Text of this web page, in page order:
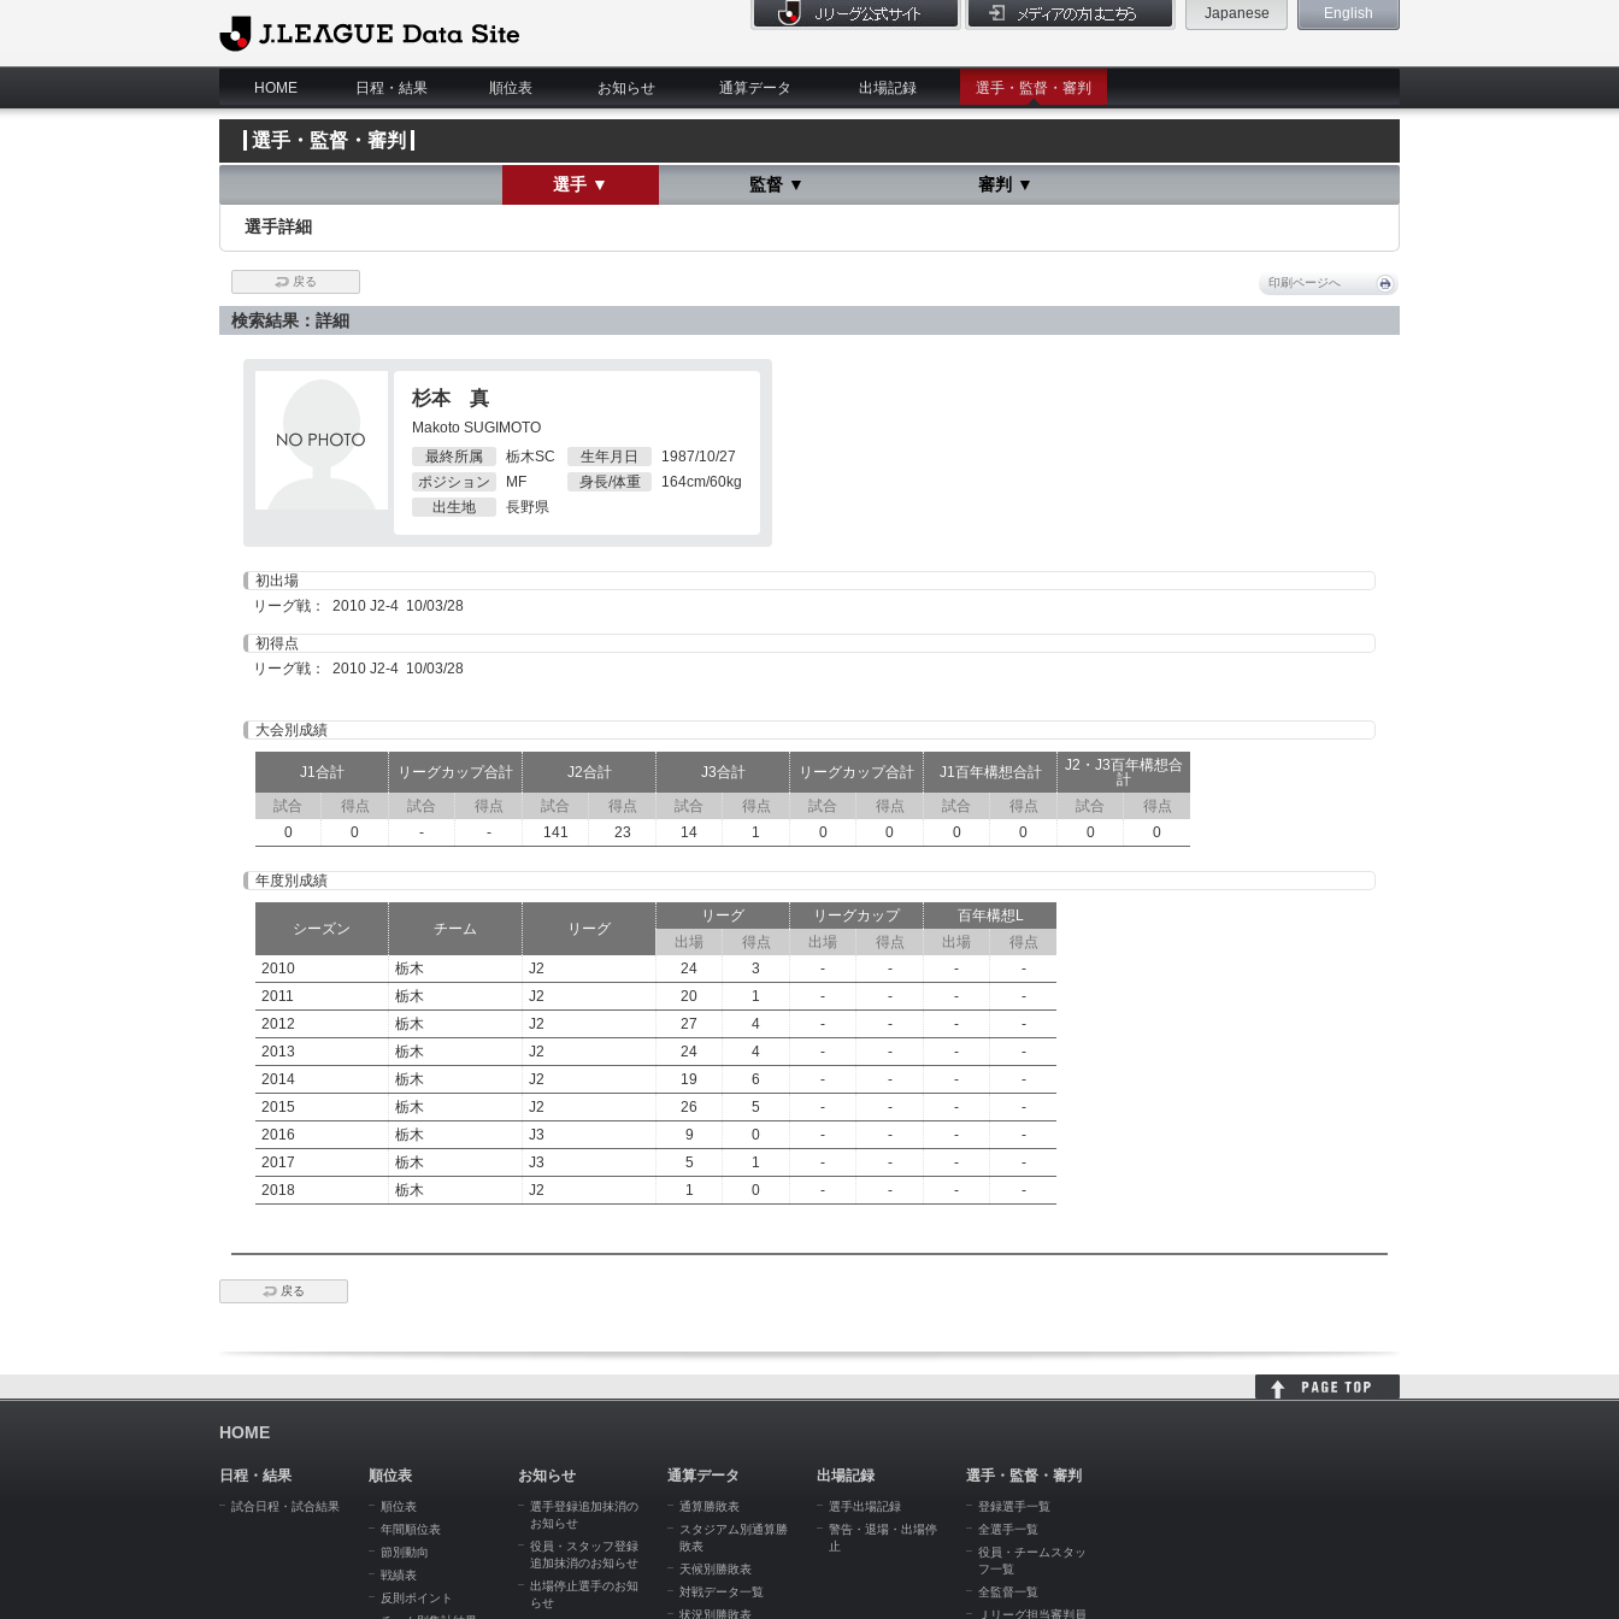
J.League Data Site
Japanese English
HOME 日程・結果 順位表 お知らせ 通算データ 出場記録 選手・監督・審判
選手・監督・審判
選手 ▼ 監督 ▼ 審判 ▼
選手詳細
戻る 印刷ページへ
検索結果：詳細
杉本 真
Makoto SUGIMOTO
最終所属
栃木SC
ポジション
MF
出生地
長野県
生年月日
1987/10/27
身長/体重
164cm/60kg
初出場
リーグ戦： 2010 J2-4 10/03/28
初得点
リーグ戦： 2010 J2-4 10/03/28
大会別成績
J1合計 リーグカップ合計 J2合計 J3合計 リーグカップ合計 J1百年構想合計
J2・J3百年構想合
計
試合
得点 試合 得点 試合 得点 試合 得点 試合 得点 試合 得点 試合
得点
0
0 - - 141 23 14 1 0 0 0 0 0 0
年度別成績
シーズン チーム リーグ
リーグ リーグカップ
百年構想L
出場
得点 出場 得点 出場
得点
2010
栃木 J2 24 3 - - -
-
2011
栃木 J2 20 1 - - -
-
2012
栃木 J2 27 4 - - -
-
2013
栃木 J2 24 4 - - -
-
2014
栃木 J2 19 6 - - -
-
2015
栃木 J2 26 5 - - -
-
2016
栃木 J3 9 0 - - -
-
2017
栃木 J3 5 1 - - -
-
2018
栃木 J2 1 0 - - - -
戻る
HOME
日程・結果
試合日程・試合結果
順位表
順位表
年間順位表
節別動向
戦績表
反則ポイント
お知らせ
選手登録追加抹消の
お知らせ
役員・スタッフ登録
追加抹消のお知らせ
出場停止選手のお知
らせ
通算データ
通算勝敗表
スタジアム別通算勝
敗表
天候別勝敗表
対戦データ一覧
状況別勝敗表
出場記録
選手出場記録
警告・退場・出場停
止
選手・監督・審判
登録選手一覧
全選手一覧
役員・チームスタッ
フ一覧
全監督一覧
Ｊリーグ担当審判員